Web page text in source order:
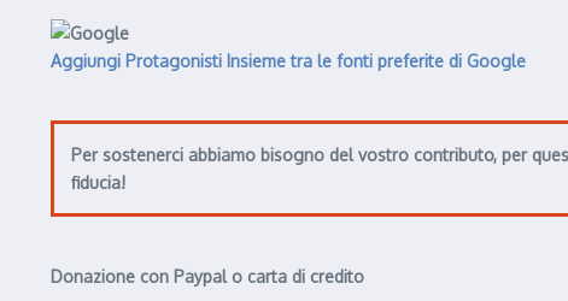
Aggiungi Protagonisti Insieme tra le fonti preferite di Google
Per sostenerci abbiamo bisogno del vostro contributo, per
fiducia!
Donazione con Paypal o carta di credito